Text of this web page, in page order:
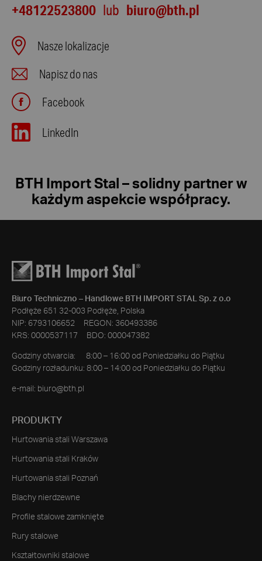
+48122523800 lub biuro@bth.pl
Nasze lokalizacje
Napisz do nas
Facebook
LinkedIn
BTH Import Stal – solidny partner w
każdym aspekcie współpracy.
Biuro Techniczno – Handlowe BTH IMPORT STAL Sp. z o.o
Podłęże 651 32-003 Podłęże, Polska
NIP: 6793106652 REGON: 360493386
KRS: 0000537117 BDO: 000047382
Godziny otwarcia: 8:00 – 16:00 od Poniedziałku do Piątku
Godziny rozładunku: 8:00 – 14:00 od Poniedziałku do Piątku
e-mail: biuro@bth.pl
PRODUKTY
Hurtowania stali Warszawa
Hurtowania stali Kraków
Hurtowania stali Poznań
Blachy nierdzewne
Profile stalowe zamknięte
Rury stalowe
Kształtowniki stalowe